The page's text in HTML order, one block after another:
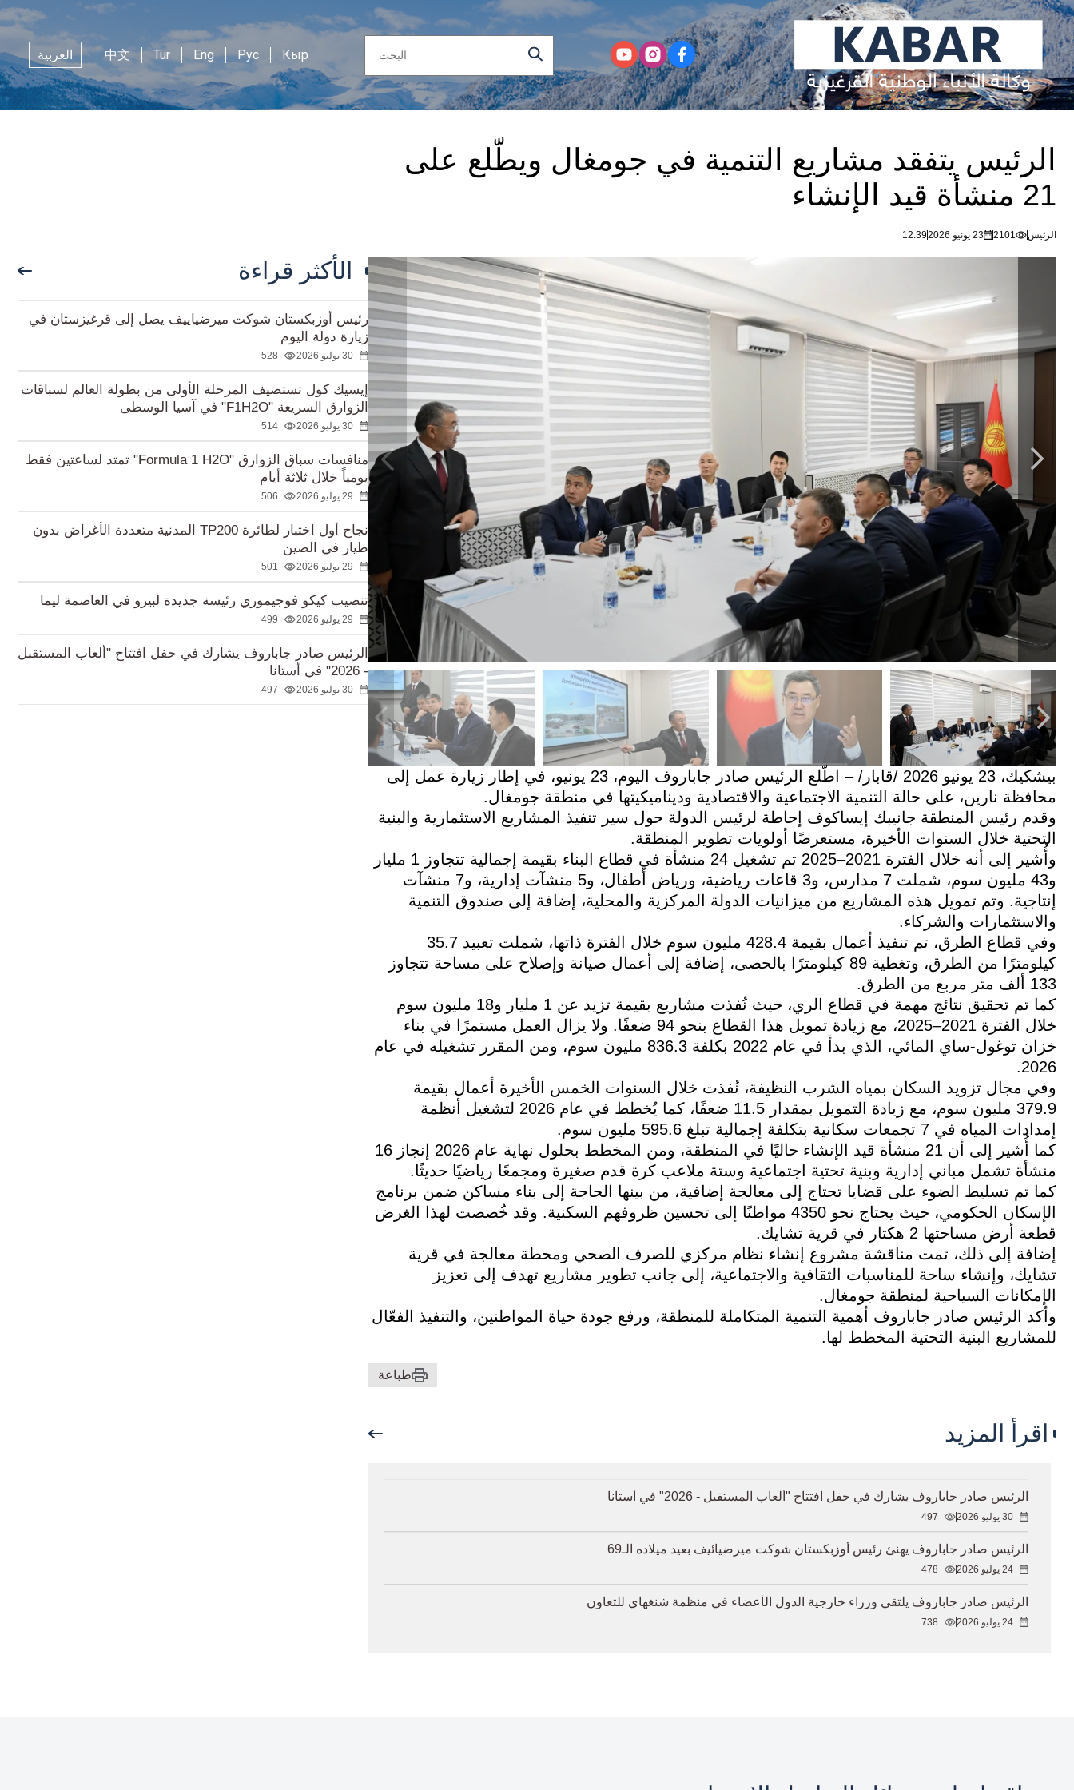
Кыр
Рус
Eng
Tur
中文 العربية
الرئيس يتفقد مشاريع التنمية في جومغال ويطّلع على
21 منشأة قيد الإنشاء
الرئيس 2101 23 يونيو 2026 12:39
بيشكيك، 23 يونيو 2026 /قابار/ – اطّلع الرئيس صادر جاباروف اليوم، 23 يونيو، في إطار زيارة عمل إلى
محافظة نارين، على حالة التنمية الاجتماعية والاقتصادية وديناميكيتها في منطقة جومغال.
وقدم رئيس المنطقة جانيبك إيساكوف إحاطة لرئيس الدولة حول سير تنفيذ المشاريع الاستثمارية والبنية
التحتية خلال السنوات الأخيرة، مستعرضًا أولويات تطوير المنطقة.
وأُشير إلى أنه خلال الفترة 2021–2025 تم تشغيل 24 منشأة في قطاع البناء بقيمة إجمالية تتجاوز 1 مليار
و43 مليون سوم، شملت 7 مدارس، و3 قاعات رياضية، ورياض أطفال، و5 منشآت إدارية، و7 منشآت
إنتاجية. وتم تمويل هذه المشاريع من ميزانيات الدولة المركزية والمحلية، إضافة إلى صندوق التنمية
والاستثمارات والشركاء.
وفي قطاع الطرق، تم تنفيذ أعمال بقيمة 428.4 مليون سوم خلال الفترة ذاتها، شملت تعبيد 35.7
كيلومترًا من الطرق، وتغطية 89 كيلومترًا بالحصى، إضافة إلى أعمال صيانة وإصلاح على مساحة تتجاوز
133 ألف متر مربع من الطرق.
كما تم تحقيق نتائج مهمة في قطاع الري، حيث نُفذت مشاريع بقيمة تزيد عن 1 مليار و18 مليون سوم
خلال الفترة 2021–2025، مع زيادة تمويل هذا القطاع بنحو 94 ضعفًا. ولا يزال العمل مستمرًا في بناء
خزان توغول-ساي المائي، الذي بدأ في عام 2022 بكلفة 836.3 مليون سوم، ومن المقرر تشغيله في عام
2026.
وفي مجال تزويد السكان بمياه الشرب النظيفة، نُفذت خلال السنوات الخمس الأخيرة أعمال بقيمة
379.9 مليون سوم، مع زيادة التمويل بمقدار 11.5 ضعفًا، كما يُخطط في عام 2026 لتشغيل أنظمة
إمدادات المياه في 7 تجمعات سكانية بتكلفة إجمالية تبلغ 595.6 مليون سوم.
كما أُشير إلى أن 21 منشأة قيد الإنشاء حاليًا في المنطقة، ومن المخطط بحلول نهاية عام 2026 إنجاز 16
منشأة تشمل مباني إدارية وبنية تحتية اجتماعية وستة ملاعب كرة قدم صغيرة ومجمعًا رياضيًا حديثًا.
كما تم تسليط الضوء على قضايا تحتاج إلى معالجة إضافية، من بينها الحاجة إلى بناء مساكن ضمن برنامج
الإسكان الحكومي، حيث يحتاج نحو 4350 مواطنًا إلى تحسين ظروفهم السكنية. وقد خُصصت لهذا الغرض
قطعة أرض مساحتها 2 هكتار في قرية تشايك.
إضافة إلى ذلك، تمت مناقشة مشروع إنشاء نظام مركزي للصرف الصحي ومحطة معالجة في قرية
تشايك، وإنشاء ساحة للمناسبات الثقافية والاجتماعية، إلى جانب تطوير مشاريع تهدف إلى تعزيز
الإمكانات السياحية لمنطقة جومغال.
وأكد الرئيس صادر جاباروف أهمية التنمية المتكاملة للمنطقة، ورفع جودة حياة المواطنين، والتنفيذ الفعّال
للمشاريع البنية التحتية المخطط لها.
طباعة
الأكثر قراءة
رئيس أوزبكستان شوكت ميرضياييف يصل إلى قرغيزستان في
زيارة دولة اليوم
30 يوليو 2026 528
إيسيك كول تستضيف المرحلة الأولى من بطولة العالم لسباقات
الزوارق السريعة "F1H2O" في آسيا الوسطى
30 يوليو 2026 514
منافسات سباق الزوارق "Formula 1 H2O" تمتد لساعتين فقط
يومياً خلال ثلاثة أيام
29 يوليو 2026 506
نجاح أول اختبار لطائرة TP200 المدنية متعددة الأغراض بدون
طيار في الصين
29 يوليو 2026 501
تنصيب كيكو فوجيموري رئيسة جديدة لبيرو في العاصمة ليما
29 يوليو 2026 499
الرئيس صادر جاباروف يشارك في حفل افتتاح "ألعاب المستقبل
- 2026" في أستانا
30 يوليو 2026 497
اقرأ المزيد
الرئيس صادر جاباروف يشارك في حفل افتتاح "ألعاب المستقبل - 2026" في أستانا
30 يوليو 2026 497
الرئيس صادر جاباروف يهنئ رئيس أوزبكستان شوكت ميرضيائيف بعيد ميلاده الـ69
24 يوليو 2026 478
الرئيس صادر جاباروف يلتقي وزراء خارجية الدول الأعضاء في منظمة شنغهاي للتعاون
24 يوليو 2026 738